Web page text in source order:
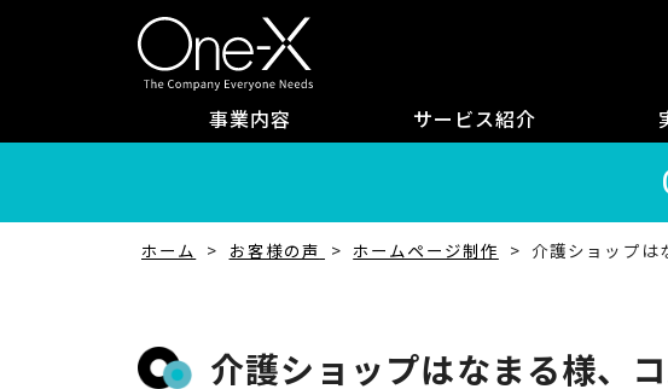
事業内容 サービス紹介
ホーム お客様の声 ホームページ制作 介護ショップは
介護ショップはなまる様、